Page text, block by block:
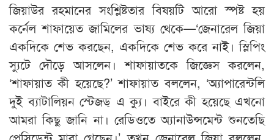
জিয়াউর রহমানের সংশ্লিষ্টতার বিষয়টি আরো স্পষ্ট হয়
কর্নেল শাফায়েত জামিলের ভাষ্য থেকে—‘জেনারেল জিয়া
একদিকে শেভ করছেন, একদিকে শেভ করে নাই। স্লিপিং
স্যুটে দৌড়ে আসলেন। শাফায়াতকে জিজ্ঞেস করলেন,
‘শাফায়াত কী হয়েছে?’ শাফায়াত বললেন, ‘অ্যাপারেন্টলি
দুই ব্যাটালিয়ন স্টেজড্ এ ক্যু। বাইরে কী হয়েছে এখনো
আমরা কিছু জানি না। রেডিওতে অ্যানাউন্সমেন্ট শুনতেছি